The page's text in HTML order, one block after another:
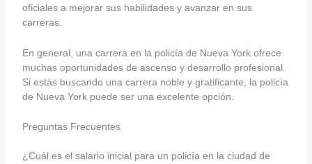
oficiales a mejorar sus habilidades y avanzar en sus
carreras.
En general, una carrera en la policía de Nueva York ofrece
muchas oportunidades de ascenso y desarrollo profesional.
Si estás buscando una carrera noble y gratificante, la policía
de Nueva York puede ser una excelente opción.
Preguntas Frecuentes
¿Cuál es el salario inicial para un policía en la ciudad de